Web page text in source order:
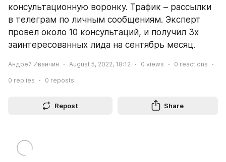
консультационную воронку. Трафик – рассылки
в телеграм по личным сообщениям. Эксперт
провел около 10 консультаций, и получил 3х
заинтересованных лида на сентябрь месяц.
Андрей Иванчин August 5, 2022, 18:12 0 views 0 reactions
0 replies 0 reposts
Repost Share